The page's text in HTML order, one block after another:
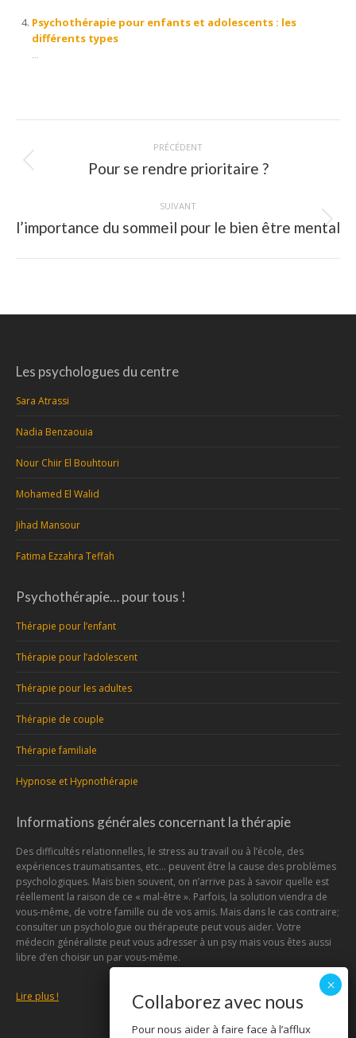
Psychothérapie pour enfants et adolescents : les
différents types
...
article
PRÉCÉDENT
Article
Pour se rendre prioritaire ?
SUIVANT
Article
:
l’importance du sommeil pour le bien être mental
Les psychologues du centre
Sara Atrassi
Nadia Benzaouia
Nour Chiir El Bouhtouri
Mohamed El Walid
Jihad Mansour
Fatima Ezzahra Teffah
Psychothérapie… pour tous !
Thérapie pour l’enfant
Thérapie pour l’adolescent
Thérapie pour les adultes
Thérapie de couple
Thérapie familiale
Hypnose et Hypnothérapie
Informations générales concernant la thérapie
Des difficultés relationnelles, le stress au travail ou à l’école, des
expériences traumatisantes, etc… peuvent être la cause des problèmes
psychologiques. Mais bien souvent, on n’arrive pas à savoir quelle est
réellement la raison de ce « mal-être ». Parfois, la solution viendra de
vous-même, de votre famille ou de vos amis. Mais dans le cas contraire;
consulter un psychologue ou thérapeute peut vous aider. Votre
médecin généraliste peut vous adresser à un psy mais vous êtes aussi
libre d’en choisir un par vous-même.
Lire plus ! Collaborez avec nous
Pour nous aider à faire face à l’afflux